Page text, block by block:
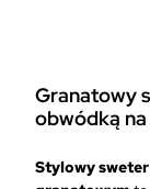
a
:
5
:
5
,
Granatowy
obwódką
Stylowy